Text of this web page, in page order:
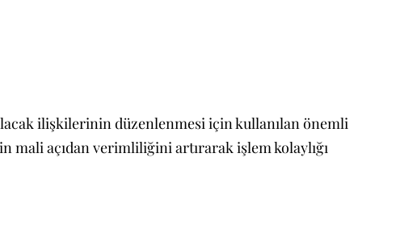
ilişkilerinin düzenlenmesi için kullanılan önemli
açıdan verimliliğini artırarak işlem kolaylığı